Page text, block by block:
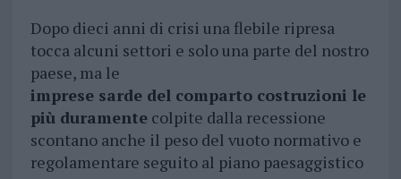
Dopo dieci anni di crisi una flebile ripresa
tocca alcuni settori e solo una parte del nostro
paese, ma le
imprese sarde del comparto costruzioni le
più duramentecolpite dalla recessione
scontano anche il peso del vuoto normativo e
regolamentare seguito al piano paesaggistico